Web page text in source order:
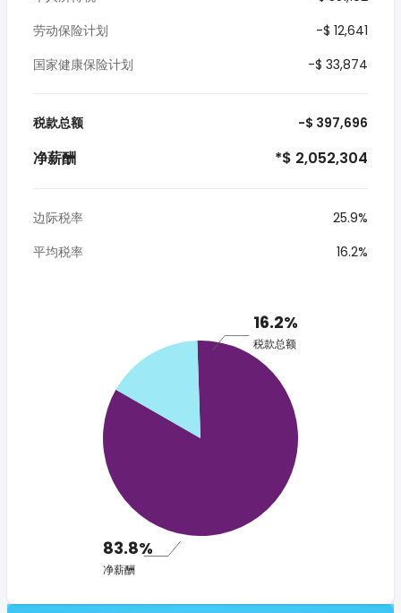
劳动保险计划
-$ 12,641
国家健康保险计划
-$ 33,874
税款总额 -$ 397,696
净薪酬 *$ 2,052,304
边际税率
25.9%
平均税率
16.2%
16.2%
税款总额
83.8%
净薪酬